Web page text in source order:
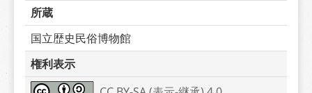
所蔵
国立歴史民俗博物館
権利表示